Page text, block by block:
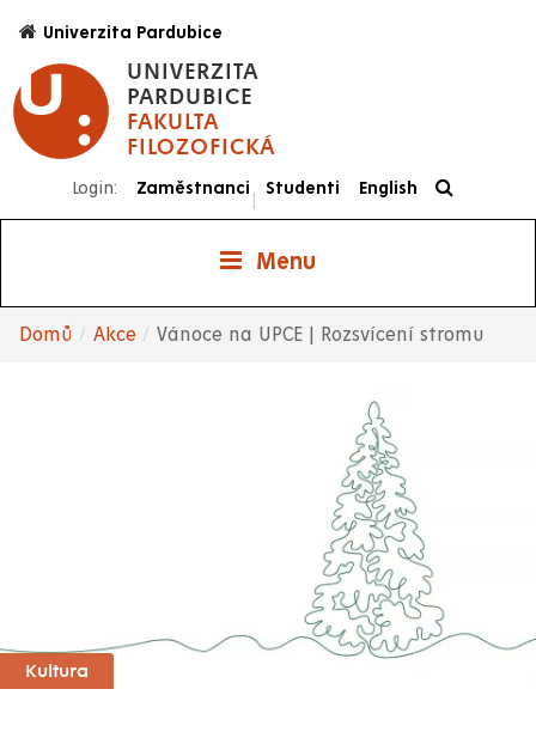
hlavnímu
obsahu
UNIVERZITA
PARDUBICE
FAKULTA
FILOZOFICKÁ
Univerzita Pardubice
Login: Zaměstnanci
|
Studenti English
Menu
Domů Akce Vánoce na UPCE | Rozsvícení stromu
Kultura